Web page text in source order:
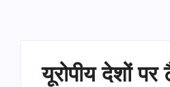
यूरोपीय देशों